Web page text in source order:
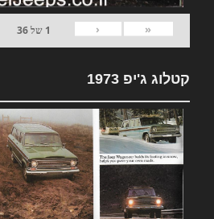
«
‹
1 של36
קטלוג ג'יפ 1973